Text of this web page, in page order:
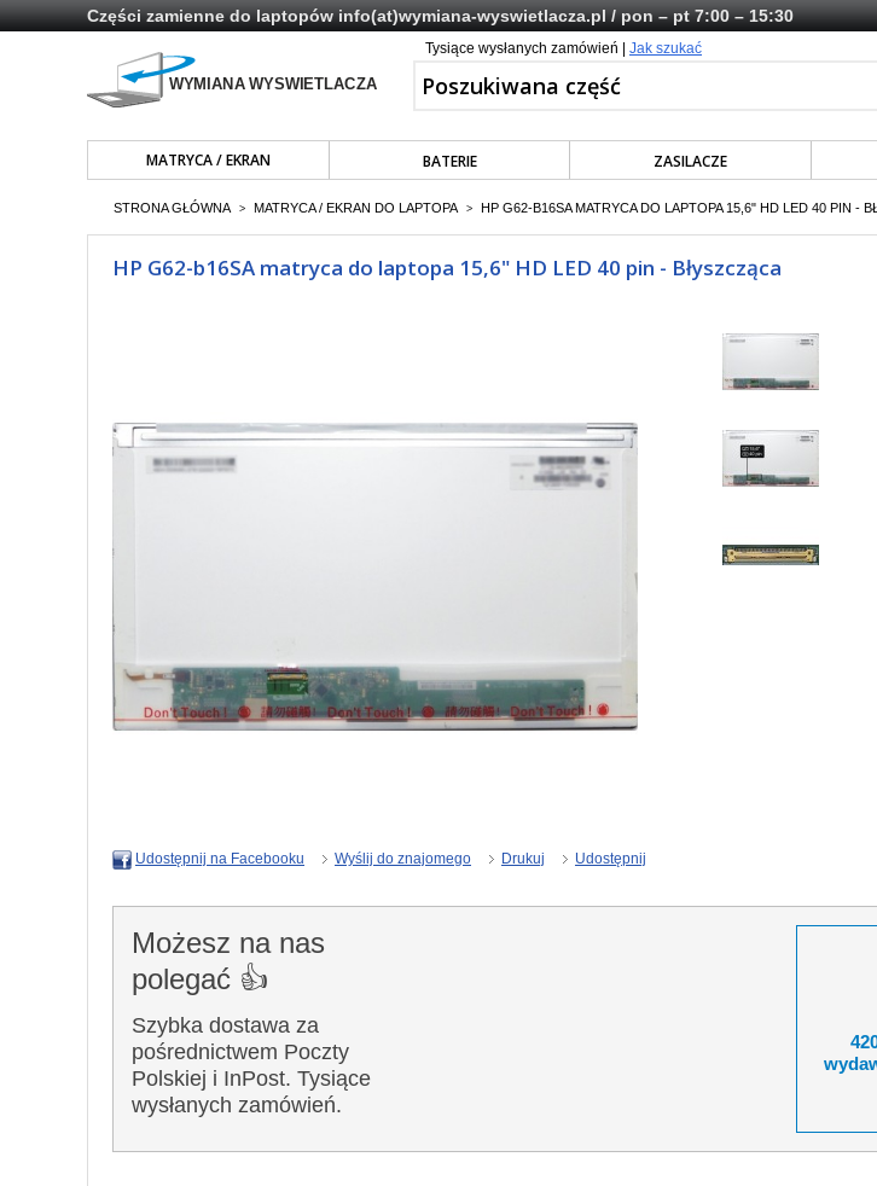
Części zamienne do laptopówinfo(at)wymiana-wyswietlacza.pl/ pon – pt 7:00 – 15:30
Tysiące wysłanych zamówień | Jak szukać
MATRYCA / EKRAN BATERIE ZASILACZE
STRONA GŁÓWNA > MATRYCA / EKRAN DO LAPTOPA > HP G62-B16SA MATRYCA DO LAPTOPA 15,6" HD LED 40 PIN -
HP G62-b16SA matryca do laptopa 15,6" HD LED 40 pin - Błyszcząca
Udostępnij na Facebooku Wyślij do znajomego Drukuj Udostępnij
Możesz na nas
polegać 👍
Szybka dostawa za
pośrednictwem Poczty
Polskiej i InPost. Tysiące
wysłanych zamówień.